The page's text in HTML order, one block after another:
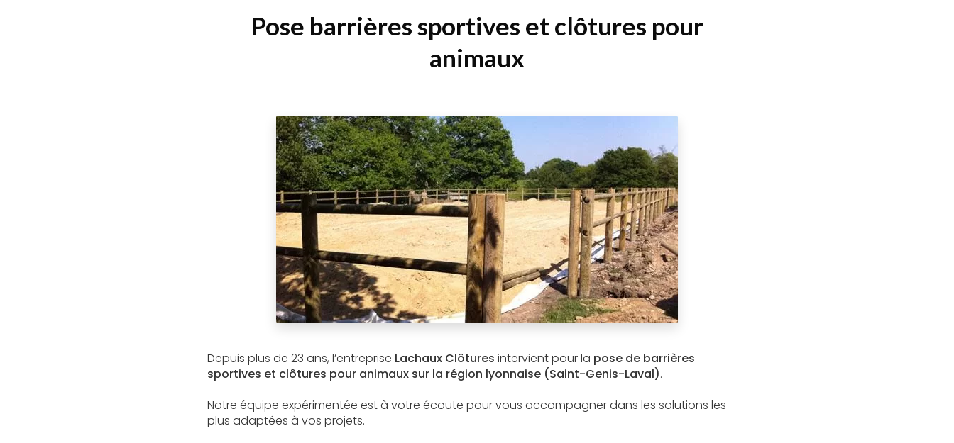
Pose barrières sportives et clôtures pour
animaux
Depuis plus de 23 ans, l’entreprise Lachaux Clôtures intervient pour la pose de barrières
sportives et clôtures pour animaux sur la région lyonnaise (Saint-Genis-Laval).
Notre équipe expérimentée est à votre écoute pour vous accompagner dans les solutions les
plus adaptées à vos projets.